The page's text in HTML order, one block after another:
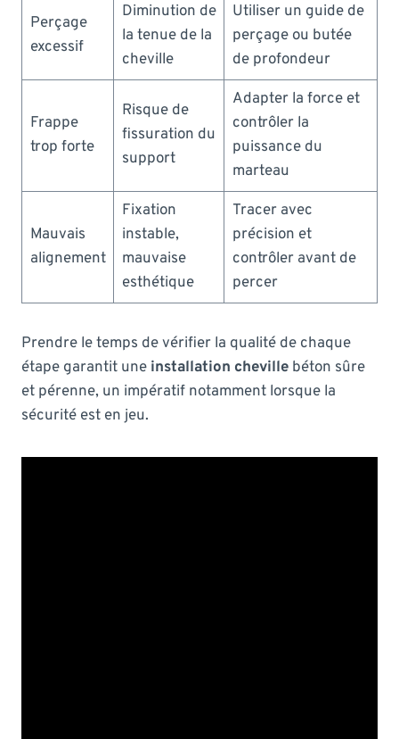
Perçage
excessif
Diminution de
la tenue de la
cheville
Utiliser un guide de
perçage ou butée
de profondeur
Frappe
trop forte
Risque de
fissuration du
support
Adapter la force et
contrôler la
puissance du
marteau
Mauvais
alignement
Fixation
instable,
mauvaise
esthétique
Tracer avec
précision et
contrôler avant de
percer
Prendre le temps de vérifier la qualité de chaque
étape garantit une installation cheville béton sûre
et pérenne, un impératif notamment lorsque la
sécurité est en jeu.